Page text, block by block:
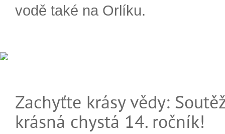
vodě také na Orlíku.
Zachyťte krásy vědy:
krásná chystá 14. ročník!